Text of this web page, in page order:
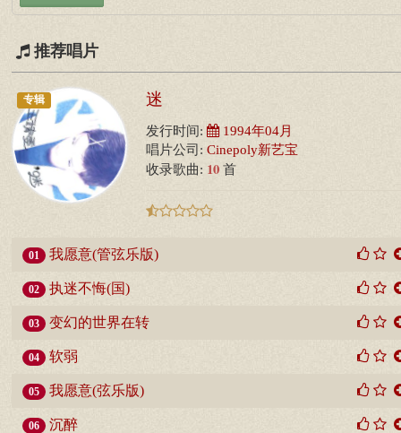
推荐唱片
专辑 迷
发行时间: 1994年04月
唱片公司: Cinepoly新艺宝
收录歌曲: 10 首
01 我愿意(管弦乐版)
02 执迷不悔(国)
03 变幻的世界在转
04 软弱
05 我愿意(弦乐版)
06 沉醉